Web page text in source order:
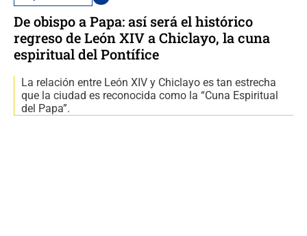
De obispo a Papa: así será el histórico
regreso de León XIV a Chiclayo, la cuna
espiritual del Pontífice
La relación entre León XIV y Chiclayo es tan estrecha
que la ciudad es reconocida como la “Cuna Espiritual
del Papa”.